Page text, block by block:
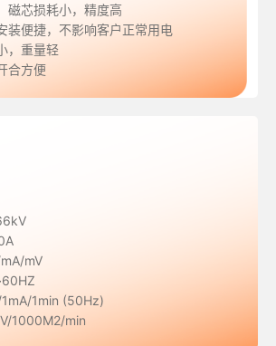
磁芯损耗小，精度高
装便捷，不影响客户正常用电
，重量轻
合方便
mV
1min (50Hz)
1000M2/min